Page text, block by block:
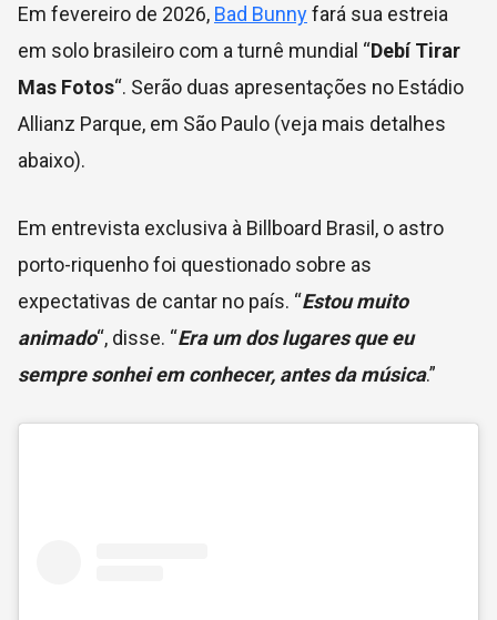
Em fevereiro de 2026, Bad Bunnyfará sua estreia
em solo brasileiro com a turnê mundial “Debí Tirar
Mas Fotos“. Serão duas apresentações no Estádio
Allianz Parque, em São Paulo (veja mais detalhes
abaixo).
Em entrevista exclusiva à Billboard Brasil, o astro
porto-riquenho foi questionado sobre as
expectativas de cantar no país. “Estou muito
animado“, disse. “Era um dos lugares que eu
sempre sonhei em conhecer, antes da música.”